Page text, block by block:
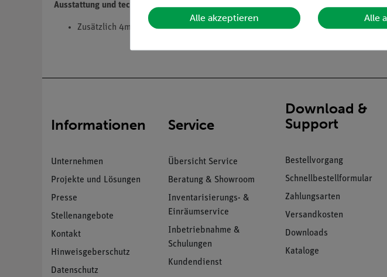
Ausstattung und technische Daten
Zusätzlich 4mm-Anschlussbuchse
Informationen
Unternehmen
Projekte und Lösungen
Presse
Stellenangebote
Kontakt
Hinweisgeberschutz
Datenschutz
Service
Übersicht Service
Beratung & Showroom
Inventarisierungs- &
Einräumservice
Inbetriebnahme &
Schulungen
Kundendienst
Download &
Support
Bestellvorgang
Schnellbestellformular
Zahlungsarten
Versandkosten
Downloads
Kataloge
Alle akzeptieren Alle